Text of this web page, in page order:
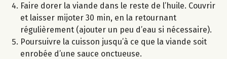
Faire dorer la viande dans le reste de l’huile. Couvrir
et laisser mijoter 30 min, en la retournant
régulièrement (ajouter un peu d’eau si nécessaire).
Poursuivre la cuisson jusqu’à ce que la viande soit
enrobée d’une sauce onctueuse.